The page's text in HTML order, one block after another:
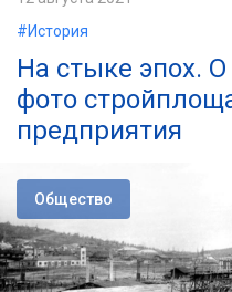
#История
На стыке эпох.
фото
предприятия
Общество